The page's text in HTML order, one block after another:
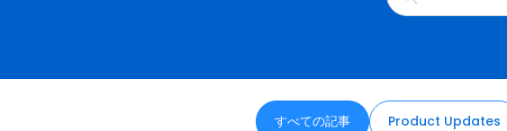
すべての記事 Product Updates